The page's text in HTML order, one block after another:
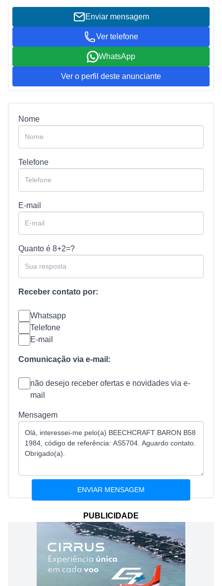
Enviar mensagem
Ver telefone
WhatsApp
Ver o perfil deste anunciante
Nome
Telefone
E-mail
Quanto é 8+2=?
Receber contato por:
Whatsapp
Telefone
E-mail
Comunicação via e-mail:
não desejo receber ofertas e novidades via e-
mail
Mensagem
PUBLICIDADE